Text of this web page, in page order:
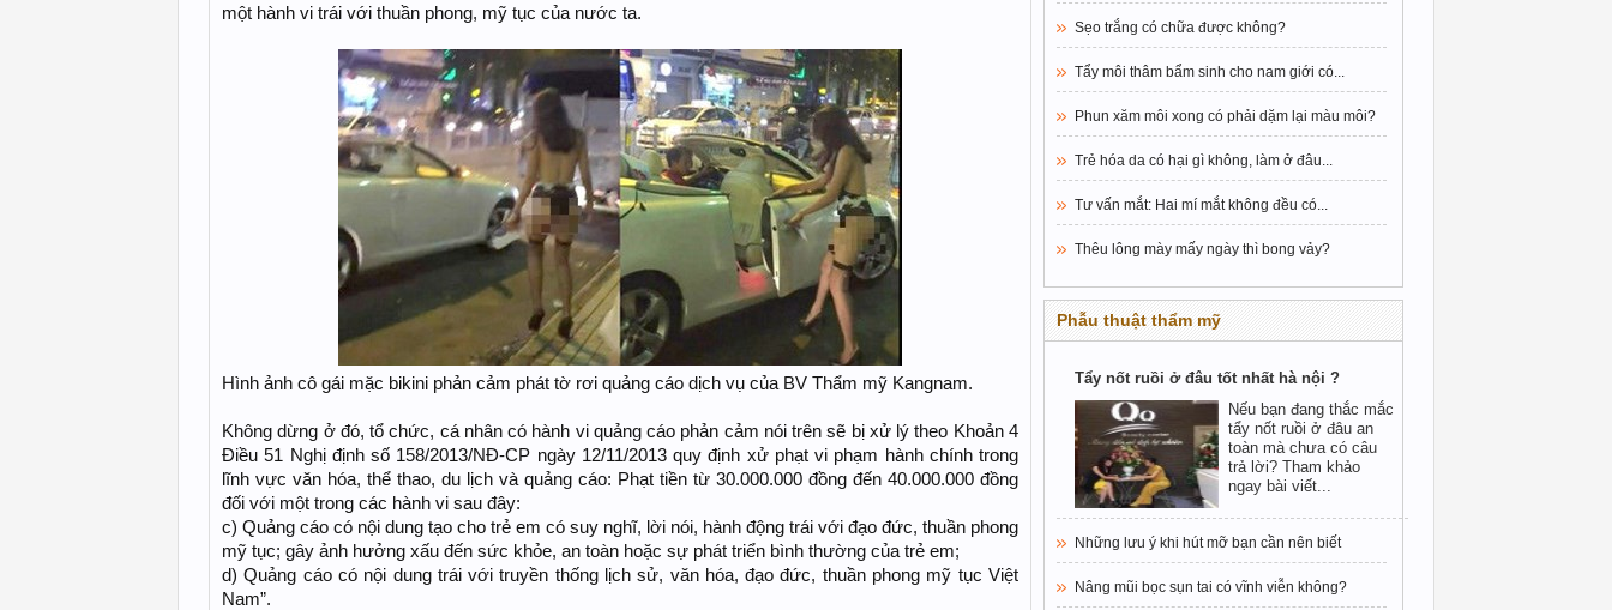
một hành vi trái với thuần phong, mỹ tục của nước ta.
Hình ảnh cô gái mặc bikini phản cảm phát tờ rơi quảng cáo dịch vụ của BV Thẩm mỹ Kangnam.
Không dừng ở đó, tổ chức, cá nhân có hành vi quảng cáo phản cảm nói trên sẽ bị xử lý theo Khoản 4
Điều 51 Nghị định số 158/2013/NĐ-CP ngày 12/11/2013 quy định xử phạt vi phạm hành chính trong
lĩnh vực văn hóa, thể thao, du lịch và quảng cáo: Phạt tiền từ 30.000.000 đồng đến 40.000.000 đồng
đối với một trong các hành vi sau đây:
c) Quảng cáo có nội dung tạo cho trẻ em có suy nghĩ, lời nói, hành động trái với đạo đức, thuần phong
mỹ tục; gây ảnh hưởng xấu đến sức khỏe, an toàn hoặc sự phát triển bình thường của trẻ em;
d) Quảng cáo có nội dung trái với truyền thống lịch sử, văn hóa, đạo đức, thuần phong mỹ tục Việt
Nam”.
Sẹo trắng có chữa được không?
Tẩy môi thâm bẩm sinh cho nam giới có...
Phun xăm môi xong có phải dặm lại màu môi?
Trẻ hóa da có hại gì không, làm ở đâu...
Tư vấn mắt: Hai mí mắt không đều có...
Thêu lông mày mấy ngày thì bong vảy?
Phẫu thuật thẩm mỹ
Tẩy nốt ruồi ở đâu tốt nhất hà nội ?
Nếu bạn đang thắc mắc
tẩy nốt ruồi ở đâu an
toàn mà chưa có câu
trả lời? Tham khảo
ngay bài viết...
Những lưu ý khi hút mỡ bạn cần nên biết
Nâng mũi bọc sụn tai có vĩnh viễn không?